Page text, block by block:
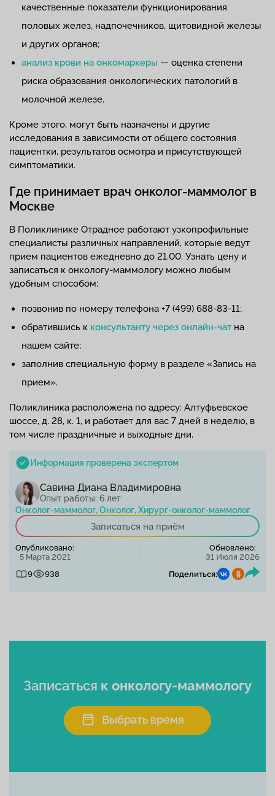
качественные показатели функционирования
половых желез, надпочечников, щитовидной железы
и других органов;
анализ крови на онкомаркеры — оценка степени
риска образования онкологических патологий в
молочной железе.
Кроме этого, могут быть назначены и другие
исследования в зависимости от общего состояния
пациентки, результатов осмотра и присутствующей
симптоматики.
Где принимает врач онколог-маммолог в
Москве
В Поликлинике Отрадное работают узкопрофильные
специалисты различных направлений, которые ведут
прием пациентов ежедневно до 21.00. Узнать цену и
записаться к онкологу-маммологу можно любым
удобным способом:
позвонив по номеру телефона +7 (499) 688-83-11;
обратившись к консультанту через онлайн-чат на
нашем сайте;
заполнив специальную форму в разделе «Запись на
прием».
Поликлиника расположена по адресу: Алтуфьевское
шоссе, д. 28, к. 1, и работает для вас 7 дней в неделю, в
том числе праздничные и выходные дни.
Информация проверена экспертом
Савина Диана Владимировна
Опыт работы: 6 лет
Онколог-маммолог, Онколог, Хирург-онколог-маммолог
Записаться на приём
Опубликовано:
5 Марта 2021
Обновлено:
31 Июля 2026
9
938 Поделиться:
Записаться к онкологу-маммологу
Выбрать время